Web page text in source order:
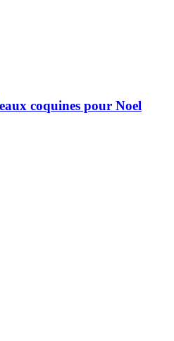
coquines pour Noel